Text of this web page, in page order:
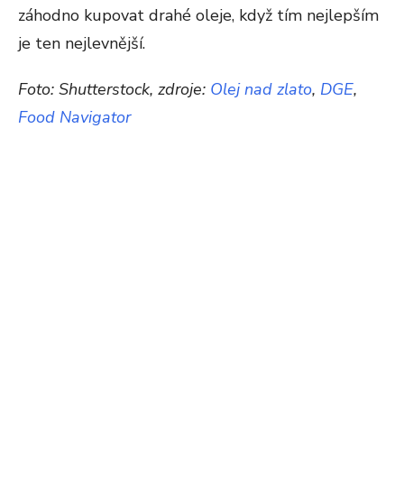
záhodno kupovat drahé oleje, když tím nejlepším
je ten nejlevnější.
Foto: Shutterstock, zdroje: Olej nad zlato, DGE,
Food Navigator